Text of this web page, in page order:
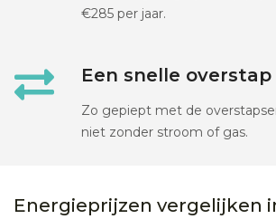
€285 per jaar.
Een snelle overstap
Zo gepiept met de
niet zonder stroom of gas.
Energieprijzen vergelijken